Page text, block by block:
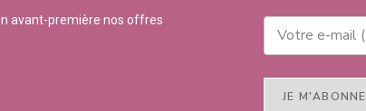
avant-première nos offres
JE M'ABONNE